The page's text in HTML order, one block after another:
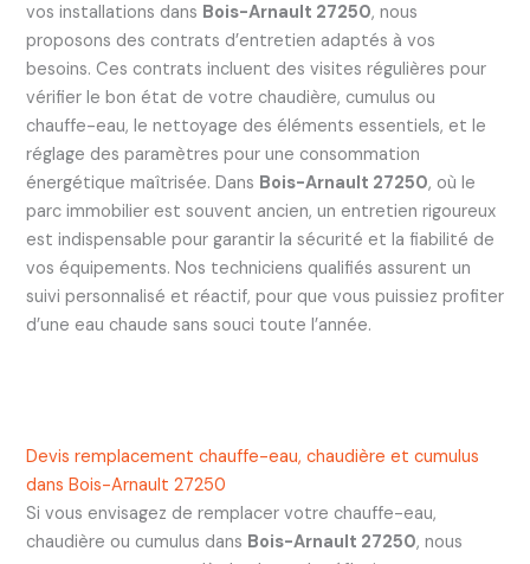
vos installations dans Bois-Arnault 27250, nous
proposons des contrats d’entretien adaptés à vos
besoins. Ces contrats incluent des visites régulières pour
vérifier le bon état de votre chaudière, cumulus ou
chauffe-eau, le nettoyage des éléments essentiels, et le
réglage des paramètres pour une consommation
énergétique maîtrisée. Dans Bois-Arnault 27250, où le
parc immobilier est souvent ancien, un entretien rigoureux
est indispensable pour garantir la sécurité et la fiabilité de
vos équipements. Nos techniciens qualifiés assurent un
suivi personnalisé et réactif, pour que vous puissiez profiter
d’une eau chaude sans souci toute l’année.
Devis remplacement chauffe-eau, chaudière et cumulus
dans Bois-Arnault 27250
Si vous envisagez de remplacer votre chauffe-eau,
chaudière ou cumulus dans Bois-Arnault 27250, nous